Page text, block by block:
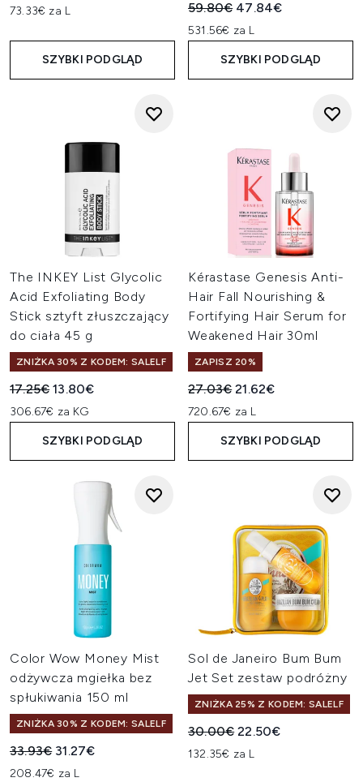
73.33€ za L
SZYBKI PODGLĄD
Sugerowana cena
59.80€ Aktualna cena:
47.84€
531.56€ za L
SZYBKI PODGLĄD
The INKEY List Glycolic
Acid Exfoliating Body
Stick sztyft złuszczający
do ciała 45 g
ZNIŻKA 30% Z KODEM: SALELF
Sugerowana cena detaliczna:
17.25€Aktualna cena:
13.80€
306.67€ za KG
SZYBKI PODGLĄD
Kérastase Genesis Anti-
Hair Fall Nourishing &
Fortifying Hair Serum for
Weakened Hair 30ml
ZAPISZ 20%
Sugerowana cena
27.03€Aktualna cena:
21.62€
720.67€ za L
SZYBKI PODGLĄD
Color Wow Money Mist
odżywcza mgiełka bez
spłukiwania 150 ml
ZNIŻKA 30% Z KODEM: SALELF
Sugerowana cena detaliczna:
33.93€ Aktualna cena:
31.27€
208.47€ za L
Sol de Janeiro Bum Bum
Jet Set zestaw podróżny
ZNIŻKA 25% Z KODEM: SALELF
Sugerowana cena
30.00€Aktualna cena:
22.50€
132.35€ za L